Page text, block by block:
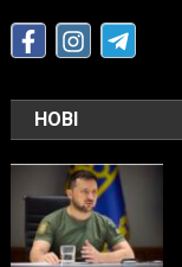
НОВІ